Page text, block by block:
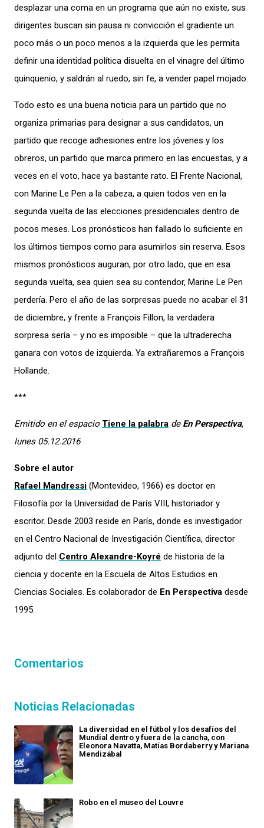
desplazar una coma en un programa que aún no existe, sus
dirigentes buscan sin pausa ni convicción el gradiente un
poco más o un poco menos a la izquierda que les permita
definir una identidad política disuelta en el vinagre del último
quinquenio, y saldrán al ruedo, sin fe, a vender papel mojado.
Todo esto es una buena noticia para un partido que no
organiza primarias para designar a sus candidatos, un
partido que recoge adhesiones entre los jóvenes y los
obreros, un partido que marca primero en las encuestas, y a
veces en el voto, hace ya bastante rato. El Frente Nacional,
con Marine Le Pen a la cabeza, a quien todos ven en la
segunda vuelta de las elecciones presidenciales dentro de
pocos meses. Los pronósticos han fallado lo suficiente en
los últimos tiempos como para asumirlos sin reserva. Esos
mismos pronósticos auguran, por otro lado, que en esa
segunda vuelta, sea quien sea su contendor, Marine Le Pen
perdería. Pero el año de las sorpresas puede no acabar el 31
de diciembre, y frente a François Fillon, la verdadera
sorpresa sería – y no es imposible – que la ultraderecha
ganara con votos de izquierda. Ya extrañaremos a François
Hollande.
***
Emitido en el espacio Tiene la palabra de En Perspectiva,
lunes 05. 12.2016
Sobre el autor
Rafael Mandressi (Montevideo, 1966) es doctor en
Filosofía por la Universidad de París VIII, historiador y
escritor. Desde 2003 reside en París, donde es investigador
en el Centro Nacional de Investigación Científica, director
adjunto del Centro Alexandre-Koyré de historia de la
ciencia y docente en la Escuela de Altos Estudios en
Ciencias Sociales. Es colaborador de En Perspectiva desde
1995.
Comentarios
Noticias Relacionadas
La diversidad en el fútbol y los desafíos del
Mundial dentro y fuera de la cancha, con
Eleonora Navatta, Matías Bordaberry y Mariana
Mendizábal
Robo en el museo del Louvre